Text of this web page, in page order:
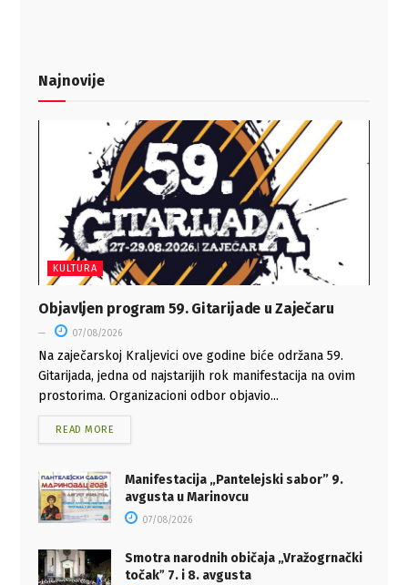
Najnovije
KULTURA
Objavljen program 59. Gitarijade u Zaječaru
07/08/2026
Na zaječarskoj Kraljevici ove godine biće održana 59.
Gitarijada, jedna od najstarijih rok manifestacija na ovim
prostorima. Organizacioni odbor objavio...
READ MORE
Manifestacija „Pantelejski sabor” 9.
avgusta u Marinovcu
07/08/2026
Smotra narodnih običaja „Vražogrnački
točakˮ 7. i 8. avgusta